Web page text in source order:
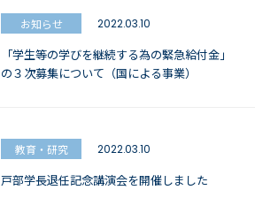
お知らせ 2022.03.10
「学生等の学びを継続する為の緊急給付金」
の３次募集について（国による事業）
教育・研究 2022.03.10
戸部学長退任記念講演会を開催しました